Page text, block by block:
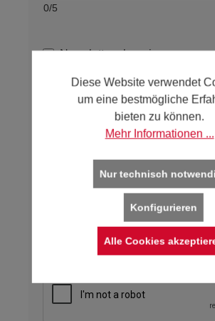
0/5
Newsletter abonnieren
Bitte füllen Sie die Pflichtfelder
vollständig und korrekt aus, um
sorgfältige Bearbeitung Ihrer
ermöglichen.
zur Kenntnis genommen und
diese an. *
Diese Website verwendet
um eine bestmögliche
bieten zu können.
Mehr Informationen ...
Nur technisch
Konfigurieren
Alle Cookies